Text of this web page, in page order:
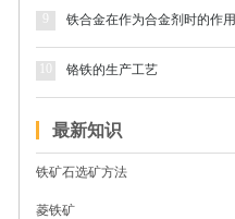
铁合金在作为合金剂时的作用
铬铁的生产工艺
最新知识
铁矿石选矿方法
菱铁矿